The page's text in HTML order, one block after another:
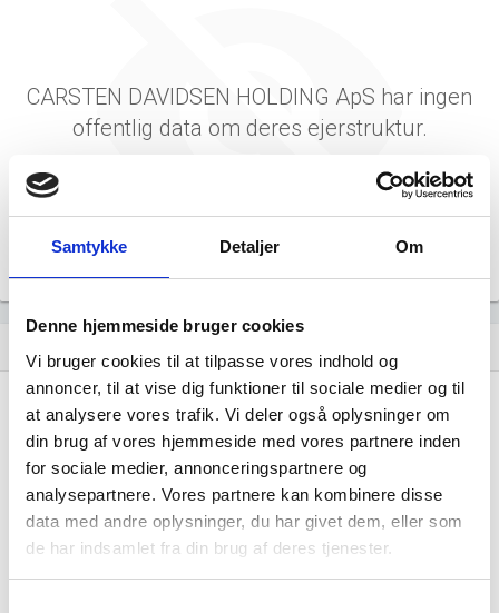
Samtykke Detaljer Om
Denne hjemmeside bruger cookies
Vi bruger cookies til at tilpasse vores indhold og
annoncer, til at vise dig funktioner til sociale medier og til
at analysere vores trafik. Vi deler også oplysninger om
din brug af vores hjemmeside med vores partnere inden
for sociale medier, annonceringspartnere og
analysepartnere. Vores partnere kan kombinere disse
data med andre oplysninger, du har givet dem, eller som
de har indsamlet fra din brug af deres tjenester.
CARSTEN DAVIDSEN HOLDING ApS har ingen
offentlig data om deres ejerstruktur.
CARSTEN DAVIDSEN HOLDING ApS har ingen
datterselskaber.